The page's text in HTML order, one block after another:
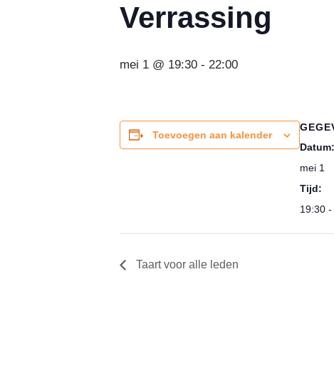
Verrassing
mei 1 @ 19:30 - 22:00
Toevoegen aan kalender
Datum:
mei 1
Tijd:
19:30
Taart voor alle leden